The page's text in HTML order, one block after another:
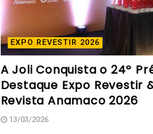
EXPO REVESTIR 2026
A Joli Conquista o 24º
Destaque Expo Revestir
Revista Anamaco 2026
13/03/2026